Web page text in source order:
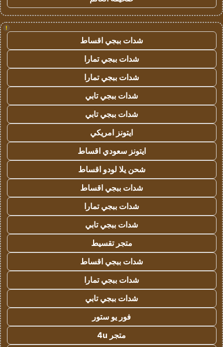
!
شدات ببجي اقساط
شدات ببجي تمارا
شدات ببجي تمارا
شدات ببجي تابي
شدات ببجي تابي
ايتونز امريكي
ايتونز سعودي اقساط
شحن يلا لودو اقساط
شدات ببجي اقساط
شدات ببجي تمارا
شدات ببجي تابي
متجر تقسيط
شدات ببجي اقساط
شدات ببجي تمارا
شدات ببجي تابي
فور يو ستور
متجر 4u